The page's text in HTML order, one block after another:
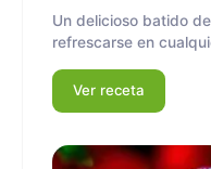
Un delicioso batido
refrescarse en
Ver receta